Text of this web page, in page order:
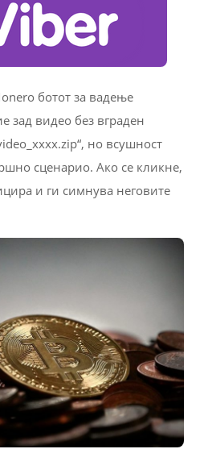
ботот за вадење
зад видео без вграден
но всушност
сценарио. Ако се кликне,
и ги симнува неговите